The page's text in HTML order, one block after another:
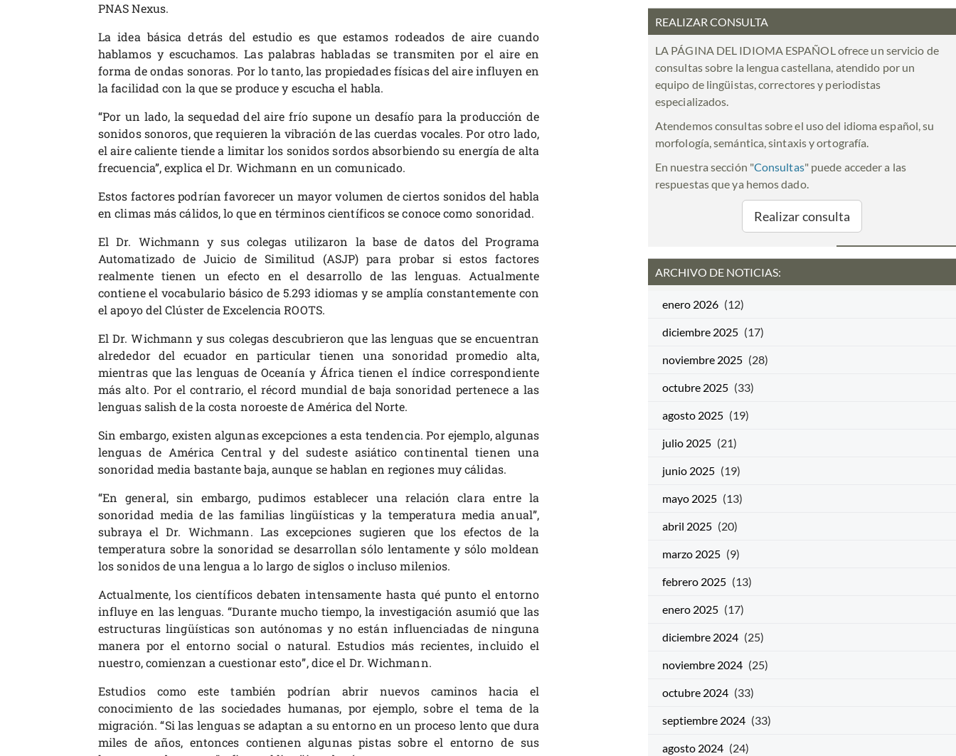
PNAS Nexus.
La idea básica detrás del estudio es que estamos rodeados de aire cuando
hablamos y escuchamos. Las palabras habladas se transmiten por el aire en
forma de ondas sonoras. Por lo tanto, las propiedades físicas del aire influyen en
la facilidad con la que se produce y escucha el habla.
“Por un lado, la sequedad del aire frío supone un desafío para la producción de
sonidos sonoros, que requieren la vibración de las cuerdas vocales. Por otro lado,
el aire caliente tiende a limitar los sonidos sordos absorbiendo su energía de alta
frecuencia”, explica el Dr. Wichmann en un comunicado.
Estos factores podrían favorecer un mayor volumen de ciertos sonidos del habla
en climas más cálidos, lo que en términos científicos se conoce como sonoridad.
El Dr. Wichmann y sus colegas utilizaron la base de datos del Programa
Automatizado de Juicio de Similitud (ASJP) para probar si estos factores
realmente tienen un efecto en el desarrollo de las lenguas. Actualmente
contiene el vocabulario básico de 5.293 idiomas y se amplía constantemente con
el apoyo del Clúster de Excelencia ROOTS.
El Dr. Wichmann y sus colegas descubrieron que las lenguas que se encuentran
alrededor del ecuador en particular tienen una sonoridad promedio alta,
mientras que las lenguas de Oceanía y África tienen el índice correspondiente
más alto. Por el contrario, el récord mundial de baja sonoridad pertenece a las
lenguas salish de la costa noroeste de América del Norte.
Sin embargo, existen algunas excepciones a esta tendencia. Por ejemplo, algunas
lenguas de América Central y del sudeste asiático continental tienen una
sonoridad media bastante baja, aunque se hablan en regiones muy cálidas.
“En general, sin embargo, pudimos establecer una relación clara entre la
sonoridad media de las familias lingüísticas y la temperatura media anual”,
subraya el Dr. Wichmann. Las excepciones sugieren que los efectos de la
temperatura sobre la sonoridad se desarrollan sólo lentamente y sólo moldean
los sonidos de una lengua a lo largo de siglos o incluso milenios.
Actualmente, los científicos debaten intensamente hasta qué punto el entorno
influye en las lenguas. “Durante mucho tiempo, la investigación asumió que las
estructuras lingüísticas son autónomas y no están influenciadas de ninguna
manera por el entorno social o natural. Estudios más recientes, incluido el
nuestro, comienzan a cuestionar esto”, dice el Dr. Wichmann.
Estudios como este también podrían abrir nuevos caminos hacia el
conocimiento de las sociedades humanas, por ejemplo, sobre el tema de la
migración. “Si las lenguas se adaptan a su entorno en un proceso lento que dura
miles de años, entonces contienen algunas pistas sobre el entorno de sus
REALIZAR CONSULTA
LA PÁGINA DEL IDIOMA ESPAÑOL ofrece un servicio de
consultas sobre la lengua castellana, atendido por un
equipo de lingüistas, correctores y periodistas
especializados.
Atendemos consultas sobre el uso del idioma español, su
morfología, semántica, sintaxis y ortografía.
En nuestra sección "Consultas" puede acceder a las
respuestas que ya hemos dado.
Realizar consulta
ARCHIVO DE NOTICIAS:
enero 2026 (12)
diciembre 2025 (17)
noviembre 2025 (28)
octubre 2025 (33)
agosto 2025 (19)
julio 2025 (21)
junio 2025 (19)
mayo 2025 (13)
abril 2025 (20)
marzo 2025 (9)
febrero 2025 (13)
enero 2025 (17)
diciembre 2024 (25)
noviembre 2024 (25)
octubre 2024 (33)
septiembre 2024 (33)
agosto 2024 (24)